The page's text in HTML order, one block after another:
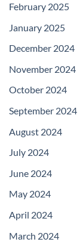
February 2025
January 2025
December 2024
November 2024
October 2024
September 2024
August 2024
July 2024
June 2024
May 2024
April 2024
March 2024